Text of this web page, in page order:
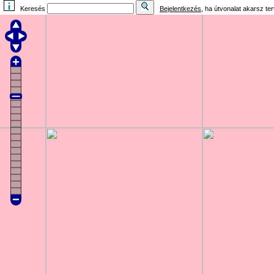
Keresés Bejelentkezés , ha útvonalat akarsz